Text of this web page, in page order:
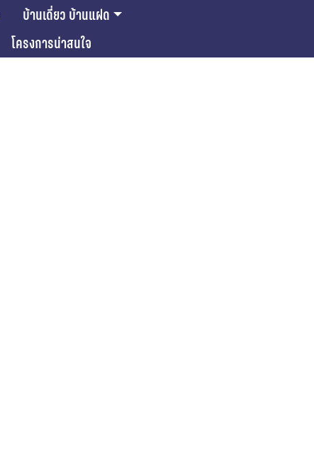
บ้านเดี่ยว บ้านแฝด
โครงการน่าสนใจ